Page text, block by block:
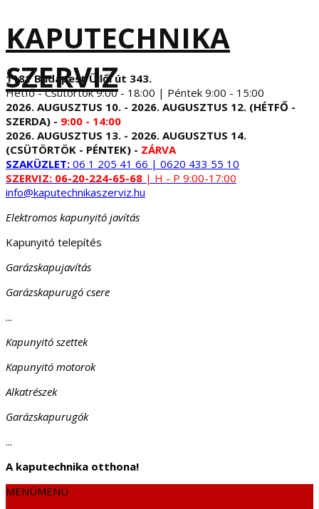
KAPUTECHNIKA
SZERVIZ
1181 Budapest Üllői út 343.
Hétfő - Csütörtök 9:00 - 18:00 | Péntek 9:00 - 15:00
2026. AUGUSZTUS 10. - 2026. AUGUSZTUS 12. (HÉTFŐ -
SZERDA) - 9:00 - 14:00
2026. AUGUSZTUS 13. - 2026. AUGUSZTUS 14.
(CSÜTÖRTÖK - PÉNTEK) - ZÁRVA
SZAKÜZLET: 06 1 205 41 66 | 0620 433 55 10
SZERVIZ: 06-20-224-65-68 | H - P 9:00-17:00
info@kaputechnikaszerviz.hu
Elektromos kapunyitó javítás
Kapunyitó telepítés
Garázskapujavítás
Garázskapurugó csere
...
Kapunyitó szettek
Kapunyitó motorok
Alkatrészek
Garázskapurugók
...
A kaputechnika otthona!
MENÜMENÜ